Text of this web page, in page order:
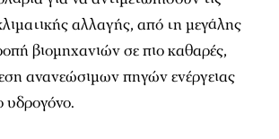
αλλαγής, από τη μεγάλης
βιομηχανιών σε πιο καθαρές,
ανανεώσιμων πηγών ενέργειας
υδρογόνο.